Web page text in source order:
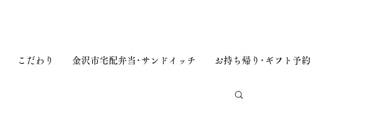
こだわり 金沢市宅配弁当･サンドイッチ お持ち帰り･ギフト予約